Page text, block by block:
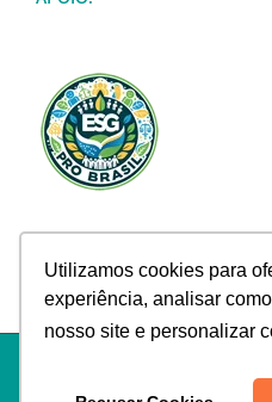
Utilizamos cookies para
experiência, analisar
nosso site e personalizar
Política de